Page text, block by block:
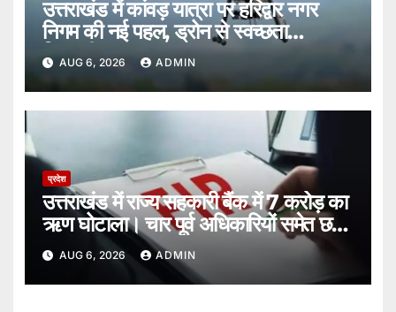
उत्तराखंड में कांवड़ यात्रा पर हरिद्वार नगर
निगम की नई पहल, ड्रोन से स्वच्छता
निगरानी।
AUG 6, 2026 ADMIN
प्रदेश
उत्तराखंड में राज्य सहकारी बैंक में 7 करोड़ का
ऋण घोटाला। चार पूर्व अधिकारियों समेत छह
पर FIR
AUG 6, 2026 ADMIN